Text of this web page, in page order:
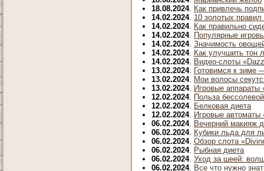
18.08.2024. Как привлечь
14.02.2024. 10 золотых правил
14.02.2024. Как правильно
14.02.2024. Популярные
14.02.2024. Значимость
14.02.2024. Как улучшить тон
14.02.2024. Видео-слоты
13.02.2024. Готовимся к зиме
13.02.2024. Мои волосы
13.02.2024. Игровые аппараты
12.02.2024. Польза
12.02.2024. Белковая диета
12.02.2024. Игровые автоматы
06.02.2024. Вечерний макияж
06.02.2024. Кубики льда для
06.02.2024. Обзор слота
06.02.2024. Рыбная диета
06.02.2024. Уход за шеей:
06.02.2024. Все что нужно